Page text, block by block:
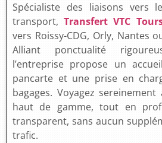
Spécialiste des liaisons vers
transport,Transfert VTC
vers Roissy-CDG, Orly, Nantes
Alliant ponctualité
l’entreprise propose un
pancarte et une prise en
bagages. Voyagez
haut de gamme, tout en
transparent, sans aucun
trafic.